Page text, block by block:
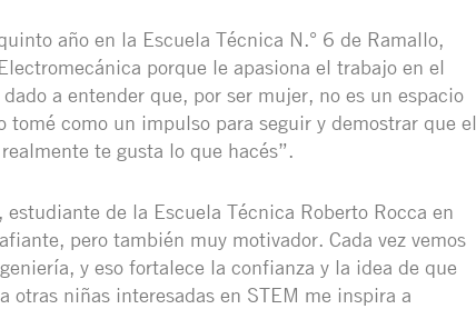
año en la Escuela Técnica N.° 6 de Ramallo,
porque le apasiona el trabajo en el
a entender que, por ser mujer, no es un espacio
como un impulso para seguir y demostrar que el
te gusta lo que hacés”.
de la Escuela Técnica Roberto Rocca en
pero también muy motivador. Cada vez vemos
y eso fortalece la confianza y la idea de que
otras niñas interesadas en STEM me inspira a